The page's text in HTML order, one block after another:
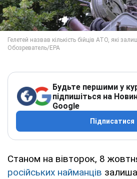
Будьте першими у
підпишіться на
Google
Підписатися
Станом на вівторок, 8
російських найманців